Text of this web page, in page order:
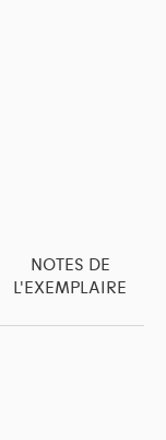
NOTES DE
L'EXEMPLAIRE